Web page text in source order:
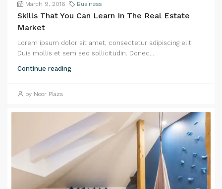
March 9, 2016 Business
Skills That You Can Learn In The Real Estate
Market
Lorem ipsum dolor sit amet, consectetur adipiscing elit.
Duis mollis et sem sed sollicitudin. Donec...
Continue reading
by Noor Plaza